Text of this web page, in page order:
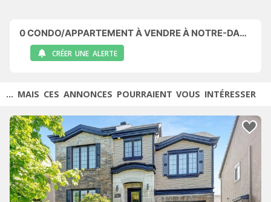
0CONDO/APPARTEMENT À VENDRE À NOTRE-DAME-DE-LOURDES
CRÉER UNE ALERTE
... MAIS CES ANNONCES POURRAIENT VOUS INTÉRESSER